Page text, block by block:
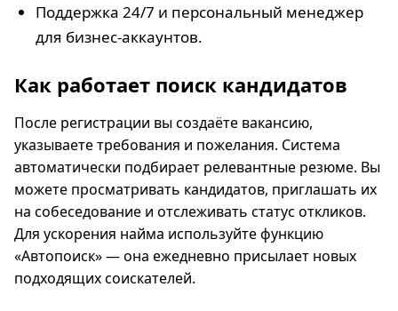
Поддержка 24/7 и персональный менеджер
для бизнес-аккаунтов.
Как работает поиск кандидатов
После регистрации вы создаёте вакансию,
указываете требования и пожелания. Система
автоматически подбирает релевантные резюме. Вы
можете просматривать кандидатов, приглашать их
на собеседование и отслеживать статус откликов.
Для ускорения найма используйте функцию
«Автопоиск» — она ежедневно присылает новых
подходящих соискателей.